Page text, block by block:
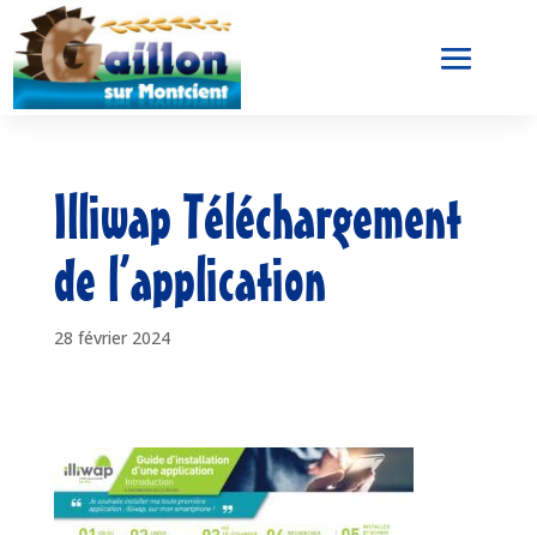
Illiwap Téléchargement
de l’application
28 février 2024